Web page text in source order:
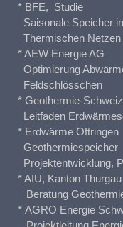
* BFE, Studie
Saisonale Speicher in
Thermischen Netzen
* AEW Energie AG
Optimierung
Feldschlösschen
* Geothermie-Schweiz
Leitfaden
* Erdwärme Oftringen
Geothermiespeicher
Projektentwicklung,
* AfU, Kanton Thurgau
Beratung
* AGRO Energie